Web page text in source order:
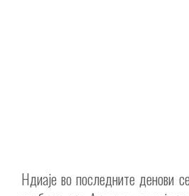
Ндиаје во последните денови